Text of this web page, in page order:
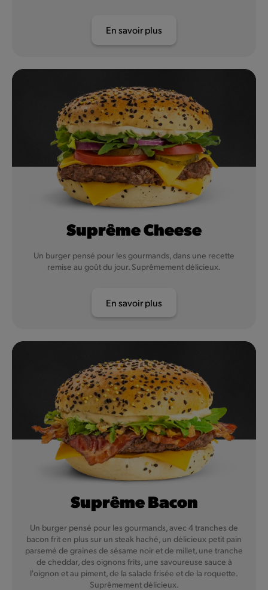
En savoir plus
Suprême Cheese
Un burger pensé pour les gourmands, dans une recette
remise au goût du jour. Suprêmement délicieux.
En savoir plus
Suprême Bacon
Un burger pensé pour les gourmands, avec 4 tranches de
bacon frit en plus sur un steak haché, un délicieux petit pain
parsemé de graines de sésame noir et de millet, une tranche
de cheddar, des oignons frits, une savoureuse sauce à
l'oignon et au piment, de la salade frisée et de la roquette.
Suprêmement délicieux.